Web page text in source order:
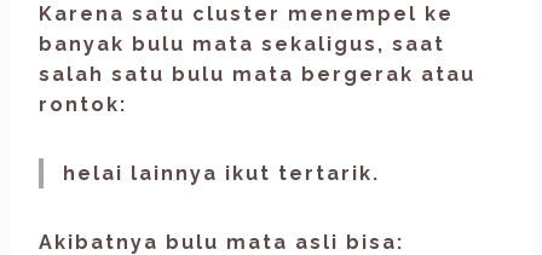
Karena satu cluster menempel ke
banyak bulu mata sekaligus, saat
salah satu bulu mata bergerak atau
rontok:
helai lainnya ikut tertarik.
Akibatnya bulu mata asli bisa: